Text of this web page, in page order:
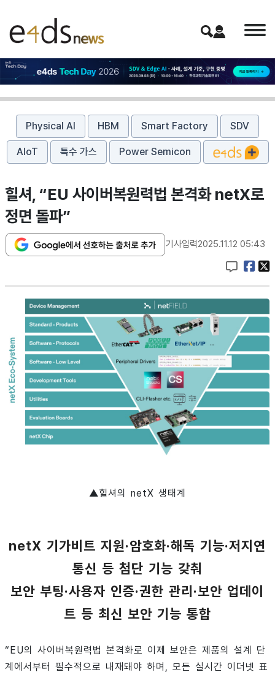
Physical AI HBM Smart Factory SDV
AIoT 특수 가스 Power Semicon
힐셔, “EU 사이버복원력법 본격화 netX로
정면 돌파”
기사입력2025.11.12 05:43
▲힐셔의 netX 생태계
netX 기가비트 지원·암호화·해독 기능·저지연
통신 등 첨단 기능 갖춰
보안 부팅·사용자 인증·권한 관리·보안 업데이
트 등 최신 보안 기능 통합
“EU의 사이버복원력법 본격화로 이제 보안은 제품의 설계 단
계에서부터 필수적으로 내재돼야 하며, 모든 실시간 이더넷 표